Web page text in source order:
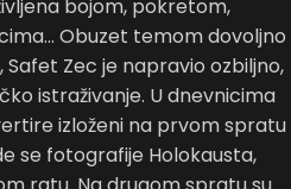
bojom, pokretom,
Obuzet temom dovoljno
Safet Zec je napravio ozbiljno,
istraživanje. U dnevnicima
izloženi na prvom spratu
se fotografije Holokausta,